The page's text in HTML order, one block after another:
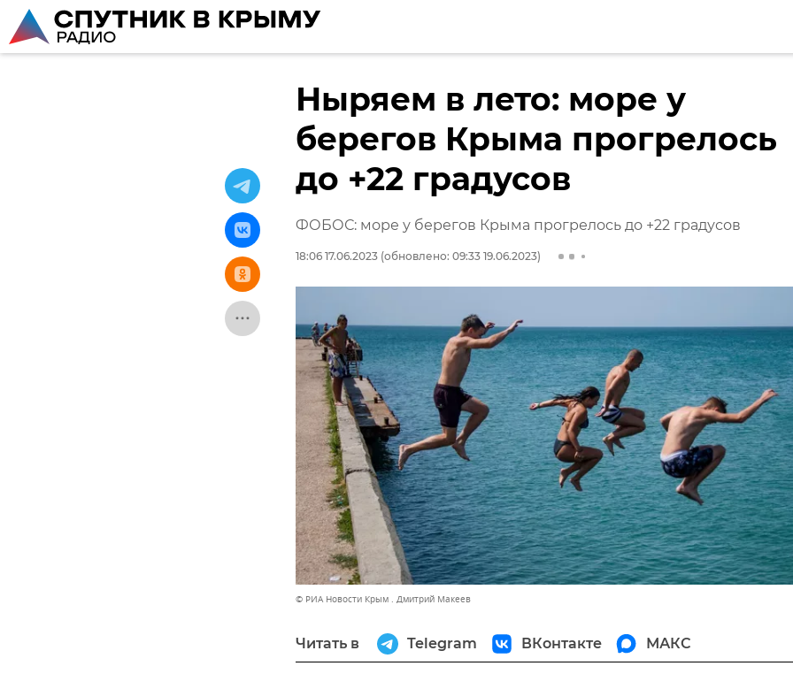
Ныряем в лето: море у
берегов Крыма прогрелось
до +22 градусов
ФОБОС: море у берегов Крыма прогрелось до +22 градусов
18:06 17.06.2023 (обновлено: 09:33 19.06.2023)
© РИА Новости Крым . Дмитрий Макеев
Читать в Telegram ВКонтакте МАКС